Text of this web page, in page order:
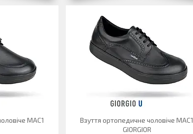
MAC1
Взуття ортопедичне чоловіче MAC1
GIORGIOR